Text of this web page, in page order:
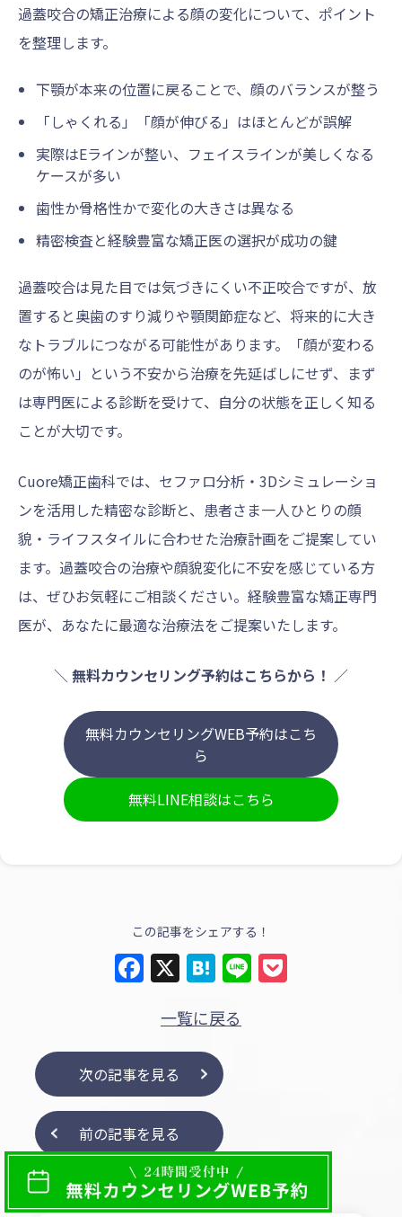
過蓋咬合の矯正治療による顔の変化について、ポイント
を整理します。
下顎が本来の位置に戻ることで、顔のバランスが整う
「しゃくれる」「顔が伸びる」はほとんどが誤解
実際はEラインが整い、フェイスラインが美しくなる
ケースが多い
歯性か骨格性かで変化の大きさは異なる
精密検査と経験豊富な矯正医の選択が成功の鍵
過蓋咬合は見た目では気づきにくい不正咬合ですが、放
置すると奥歯のすり減りや顎関節症など、将来的に大き
なトラブルにつながる可能性があります。「顔が変わる
のが怖い」という不安から治療を先延ばしにせず、まず
は専門医による診断を受けて、自分の状態を正しく知る
ことが大切です。
Cuore矯正歯科では、セファロ分析・3Dシミュレーショ
ンを活用した精密な診断と、患者さま一人ひとりの顔
貌・ライフスタイルに合わせた治療計画をご提案してい
ます。過蓋咬合の治療や顔貌変化に不安を感じている方
は、ぜひお気軽にご相談ください。経験豊富な矯正専門
医が、あなたに最適な治療法をご提案いたします。
＼ 無料カウンセリング予約はこちらから！ ／
無料カウンセリングWEB予約はこち
ら
無料LINE相談はこちら
この記事をシェアする！
Facebook
X Hatena
Line
前の記事を見る
次の記事を見る
一覧に戻る